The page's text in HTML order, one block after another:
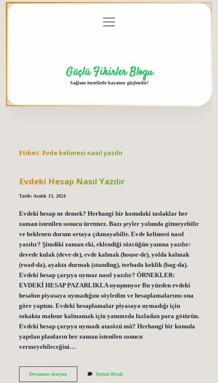
menüyü
aç
Güçlü Fikirler Blogu
Sağlam önerilerle hayatını güçlendir!
Etiket: Evde kelimesi nasıl yazılır
Evdeki Hesap Nasıl Yazılır
Tarih: Aralık 13, 2024
Evdeki hesap ne demek? Herhangi bir konudaki taslaklar her
zaman istenilen sonucu üretmez. Bazı şeyler yolunda gitmeyebilir
ve beklenen durum ortaya çıkmayabilir. Evde kelimesi nasıl
yazılır? Şimdiki zaman eki, eklendiği sözcüğün yanına yazılır:
devede kulak (deve-de), evde kalmak (house-de), yolda kalmak
(road-da), ayakta durmak (standing), torbada keklik (bag-da).
Evdeki hesap çarşıya uymaz nasıl yazılır? ÖRNEKLER:
EVDEKİ HESAP PAZARLIKLA uyuşmuyor Bu yüzden evdeki
hesabın piyasaya uymadığını söyledim ve hesaplamalarımı ona
göre yaptım. Evdeki hesaplamalar piyasaya uymadığı için
sokakta mahsur kalmamak için yanınızda fazladan para götürün.
Evdeki hesap çarşıya uymadı atasözü mü? Herhangi bir konuda
yapılan planların her zaman istenilen sonucu
vermeyebileceğini…
Devamını okuyunEvdeki
Yorum Bırak